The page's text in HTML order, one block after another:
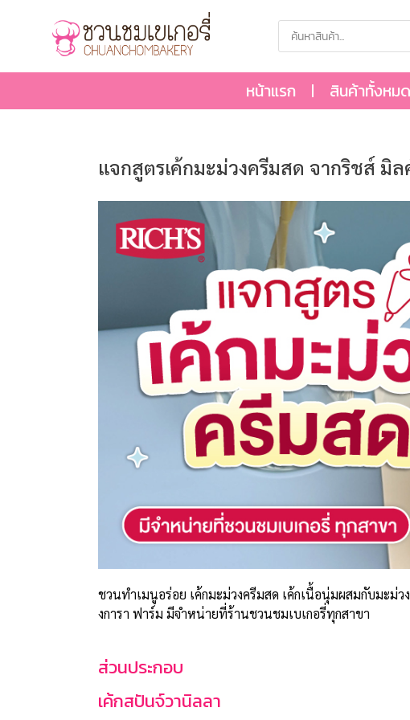
หน้าแรก สินค้าทั้งหมด
แจกสูตรเค้กมะม่วงครีมสด จากริชส์
ชวนทำเมนูอร่อย เค้กมะม่วงครีมสด เค้กเนื้อนุ่มผสมกับมะ
งการา ฟาร์ม มีจำหน่ายที่ร้านชวนชมเบเกอรี่ทุกสาขา
ส่วนประกอบ
เค้กสปันจ์วานิลลา